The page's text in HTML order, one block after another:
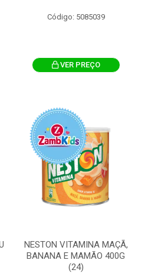
Código: 5085039
VER PREÇO
NESTON VITAMINA MAÇÃ,
BANANA E MAMÃO 400G
(24)